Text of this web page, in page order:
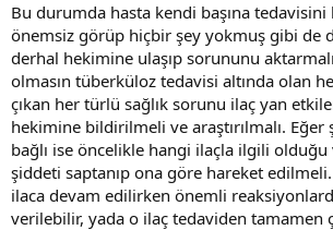
Bu durumda hasta kendi başına tedavisini
önemsiz görüp hiçbir şey yokmuş gibi de
derhal hekimine ulaşıp sorununu
olmasın tüberküloz tedavisi altında olan
çıkan her türlü sağlık sorunu ilaç yan
hekimine bildirilmeli ve araştırılmalı.
bağlı ise öncelikle hangi ilaçla ilgili
şiddeti saptanıp ona göre hareket
ilaca devam edilirken önemli
verilebilir, yada o ilaç tedaviden tamamen